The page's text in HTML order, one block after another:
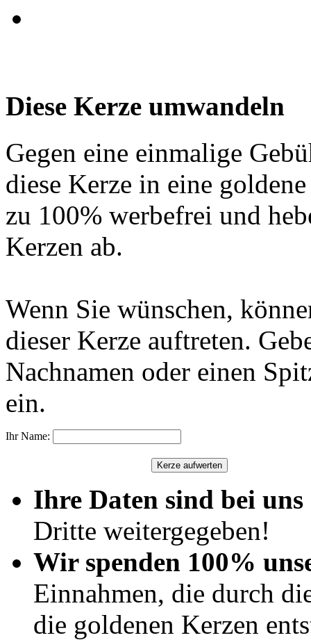
Diese Kerze umwandeln
Gegen eine einmalige
diese Kerze in eine
zu 100% werbefrei und
Kerzen ab.
Wenn Sie wünschen,
dieser Kerze auftreten.
Nachnamen oder einen
ein.
Ihr Name:
Ihre Daten sind bei uns
Dritte weitergegeben!
Wir spenden 100%
Einnahmen, die durch
die goldenen Kerzen